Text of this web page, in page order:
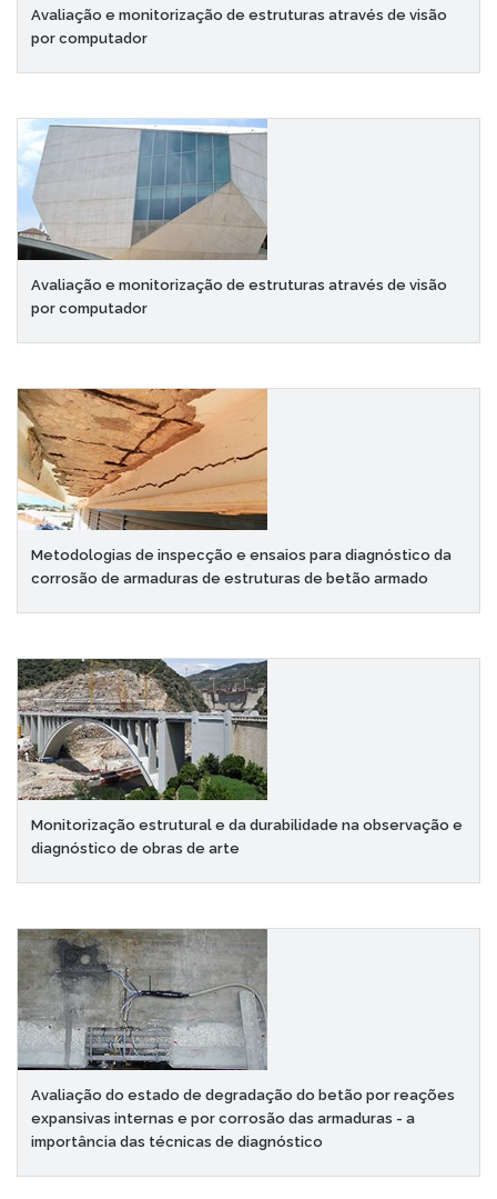
Avaliação e monitorização de estruturas através de visão
por computador
Avaliação e monitorização de estruturas através de visão
por computador
Metodologias de inspecção e ensaios para diagnóstico da
corrosão de armaduras de estruturas de betão armado
Monitorização estrutural e da durabilidade na observação e
diagnóstico de obras de arte
Avaliação do estado de degradação do betão por reações
expansivas internas e por corrosão das armaduras - a
importância das técnicas de diagnóstico